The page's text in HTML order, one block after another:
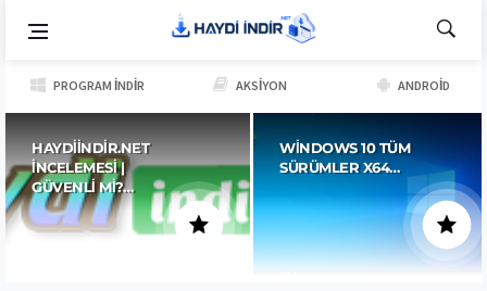
PROGRAM İNDIR AKSIYON ANDROID
HAYDIINDIR.NET
İNCELEMESI |
GÜVENLI MI?…
WINDOWS 10 TÜM
SÜRÜMLER X64…